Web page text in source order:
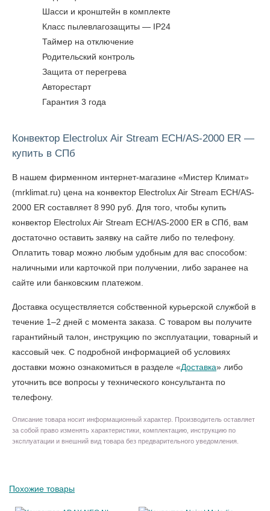
Шасси и кронштейн в комплекте
Класс пылевлагозащиты — IP24
Таймер на отключение
Родительский контроль
Защита от перегрева
Авторестарт
Гарантия 3 года
Конвектор Electrolux Air Stream ECH/AS-2000 ER —
купить в СПб
В нашем фирменном интернет-магазине «Мистер Климат»
(mrklimat.ru) цена на конвектор Electrolux Air Stream ECH/AS-
2000 ER составляет 8 990 руб. Для того, чтобы купить
конвектор Electrolux Air Stream ECH/AS-2000 ER в СПб , вам
достаточно оставить заявку на сайте либо по телефону.
Оплатить товар можно любым удобным для вас способом:
наличными или карточкой при получении, либо заранее на
сайте или банковским платежом.
Доставка осуществляется собственной курьерской службой в
течение 1–2 дней с момента заказа. С товаром вы получите
гарантийный талон, инструкцию по эксплуатации, товарный и
кассовый чек. С подробной информацией об условиях
доставки можно ознакомиться в разделе «Доставка» либо
уточнить все вопросы у технического консультанта по
телефону.
Описание товара носит информационный характер. Производитель оставляет
за собой право изменять характеристики, комплектацию, инструкцию по
эксплуатации и внешний вид товара без предварительного уведомления.
Похожие товары